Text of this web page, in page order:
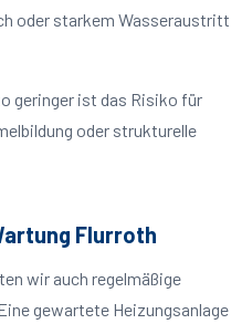
oder starkem Wasseraustritt
geringer ist das Risiko für
oder strukturelle
Flurroth
wir auch regelmäßige
gewartete Heizungsanlage